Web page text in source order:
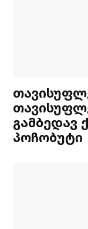
გამბედავ
პოჩობუტი